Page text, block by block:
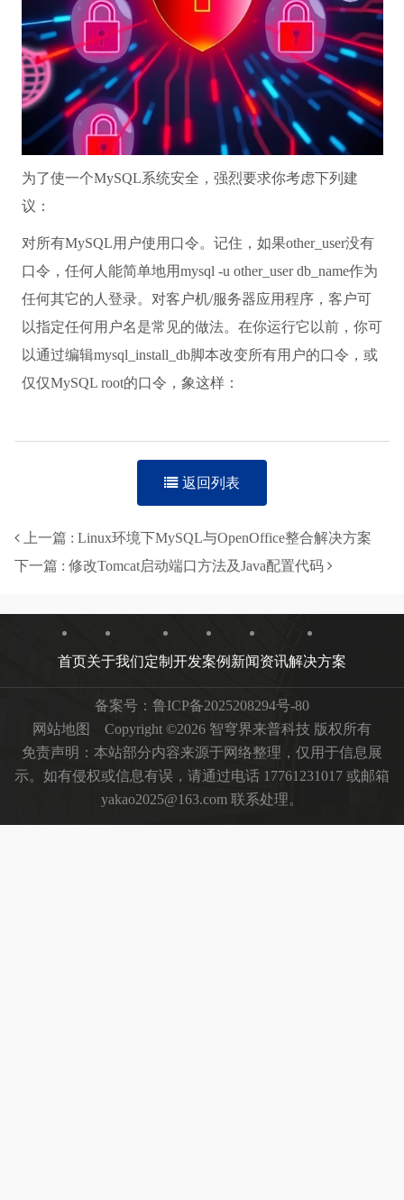
为了使一个MySQL系统安全，强烈要求你考虑下列建
议：
对所有MySQL用户使用口令。记住，如果other_user没有
口令，任何人能简单地用mysql -u other_user db_name作为
任何其它的人登录。对客户机/服务器应用程序，客户可
以指定任何用户名是常见的做法。在你运行它以前，你可
以通过编辑mysql_install_db脚本改变所有用户的口令，或
仅仅MySQL root的口令，象这样：
返回列表
上一篇 : Linux环境下MySQL与OpenOffice整合解决方案
下一篇 : 修改Tomcat启动端口方法及Java配置代码
首页关于我们定制开发案例 新闻资讯解决方案
备案号： 鲁ICP备2025208294号-80
网站地图
Copyright ©2026 智穹界来普科技 版权所有
免责声明：本站部分内容来源于网络整理，仅用于信息展
示。如有侵权或信息有误，请通过电话 17761231017 或邮箱
yakao2025@163.com 联系处理。